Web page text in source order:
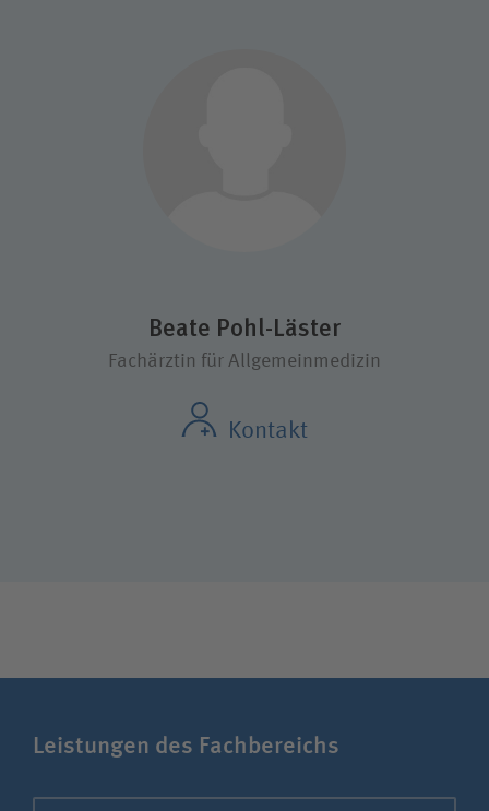
Beate Pohl-Läster
Fachärztin für Allgemeinmedizin
Kontakt
Leistungen des Fachbereichs